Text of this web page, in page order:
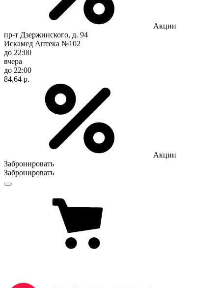
Акции
пр-т Дзержинского, д. 94
Искамед Аптека №102
до 22:00
вчера
до 22:00
84,64 р.
Акции
Забронировать
Забронировать